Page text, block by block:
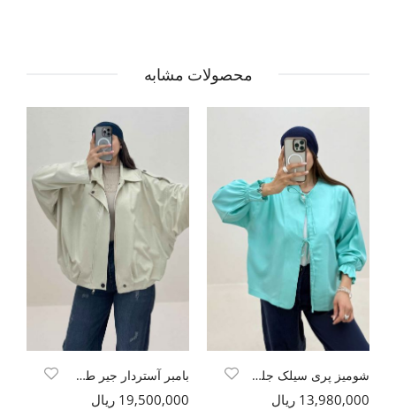
محصولات مشابه
شومیز پری سیلک جلو دو بند مچ کش
13,980,000 ریال
بامبر آستردار جیر طرح 2
19,500,000 ریال